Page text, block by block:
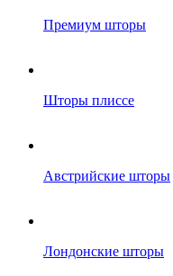
Премиум шторы
Шторы плиссе
Австрийские шторы
Лондонские шторы